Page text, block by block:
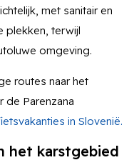
met sanitair en
plekken, terwijl
omgeving.
routes naar het
de Parenzana
in Slovenië.
het karstgebied